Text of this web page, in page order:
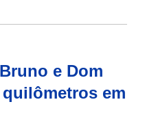
e Dom
em